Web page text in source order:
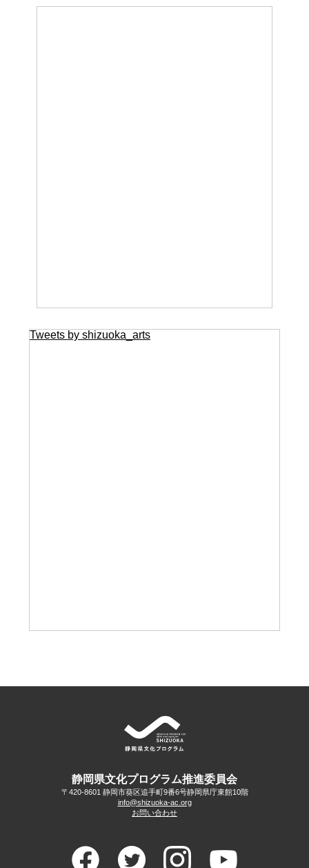
Tweets by shizuoka_arts
静岡県文化プログラム推進委員会
〒420-8601 静岡市葵区追手町9番6号静岡県庁東館10階
info@shizuoka-ac.org
お問い合わせ